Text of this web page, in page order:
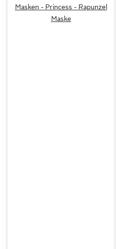
Masken - Princess - Rapunzel
Maske